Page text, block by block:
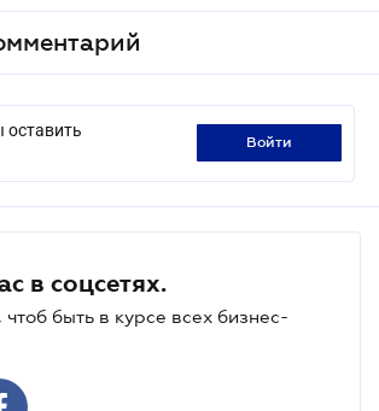
оставить
войти
в соцсетях.
быть в курсе всех бизнес-